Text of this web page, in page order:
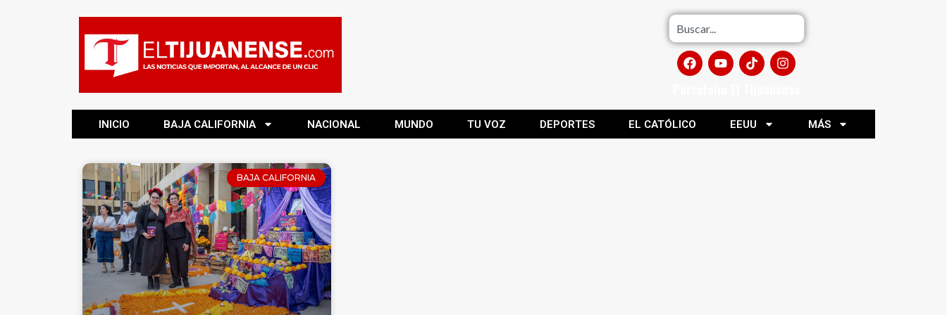
INICIO BAJA CALIFORNIA NACIONAL MUNDO TU VOZ DEPORTES EL CATÓLICO EEUU MÁS
BAJA CALIFORNIA